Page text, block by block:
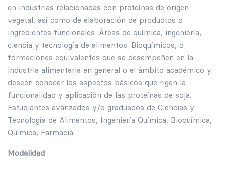
en industrias relacionadas con proteínas de origen
vegetal, así como de elaboración de productos o
ingredientes funcionales. Áreas de química, ingeniería,
ciencia y tecnología de alimentos. Bioquímicos, o
formaciones equivalentes que se desempeñen en la
industria alimentaria en general o el ámbito académico y
deseen conocer los aspectos básicos que rigen la
funcionalidad y aplicación de las proteínas de soja.
Estudiantes avanzados y/o graduados de Ciencias y
Tecnología de Alimentos, Ingeniería Química, Bioquímica,
Química, Farmacia.
Modalidad